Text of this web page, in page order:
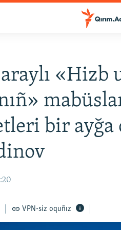
«Hizb
bir ayğa
VPN-siz oquñız